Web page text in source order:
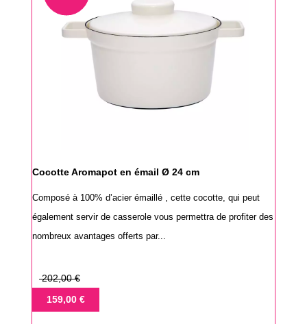
Cocotte Aromapot en émail Ø 24 cm
Composé à 100% d’acier émaillé , cette cocotte, qui peut
également servir de casserole vous permettra de profiter des
nombreux avantages offerts par...
Prix
base
202,00 €
Prix159,00 €